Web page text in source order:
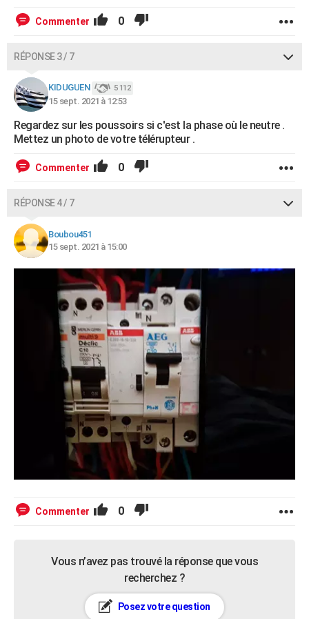
Commenter 0
RÉPONSE 3 / 7
KIDUGUEN 5 112
15 sept. 2021 à 12:53
Regardez sur les poussoirs si c'est la phase où le neutre .
Mettez un photo de votre télérupteur .
Commenter 0
RÉPONSE 4 / 7
Boubou451
15 sept. 2021 à 15:00
Commenter 0
Vous n’avez pas trouvé la réponse que vous
recherchez ?
Posez votre question